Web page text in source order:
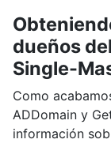
dueños
Single-
Como
ADDomain y
información